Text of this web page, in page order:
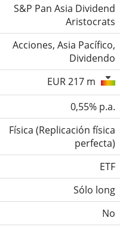
S&P Pan Asia Dividend
Aristocrats
Acciones, Asia Pacífico,
Dividendo
EUR 217 m
0,55% p.a.
Física (Replicación física
perfecta)
ETF
Sólo long
No